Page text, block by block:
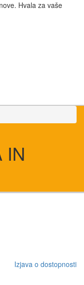
Hvala za vaše
IN
Izjava o dostopnosti